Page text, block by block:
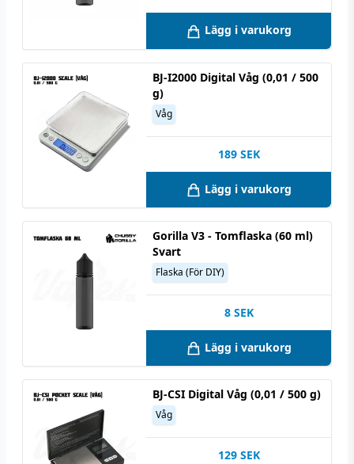
Lägg i varukorg
BJ-I2000 Digital Våg (0,01 / 500
g)
Våg
189 SEK
Lägg i varukorg
Gorilla V3 - Tomflaska (60 ml)
Svart
Flaska (För DIY)
8 SEK
Lägg i varukorg
BJ-CSI Digital Våg (0,01 / 500 g)
Våg
129 SEK